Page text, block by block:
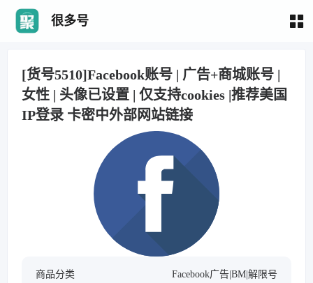
很多号
[货号5510]Facebook账号 | 广告+商城账号 |
女性 | 头像已设置 | 仅支持cookies |推荐美国
IP登录 卡密中外部网站链接
商品分类 Facebook广告|BM|解限号